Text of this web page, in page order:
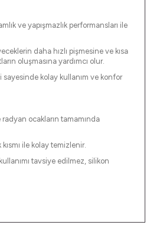
ve yapışmazlık performansları ile
daha hızlı pişmesine ve kısa
oluşmasına yardımcı olur.
sayesinde kolay kullanım ve konfor
ocakların tamamında
ile kolay temizlenir.
tavsiye edilmez, silikon